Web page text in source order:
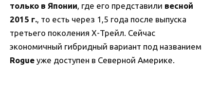
только в Японии , где его представили весной
2015 г. , то есть через 1,5 года после выпуска
третьего поколения Х-Трейл. Сейчас
экономичный гибридный вариант под названием
Rogue уже доступен в Северной Америке.